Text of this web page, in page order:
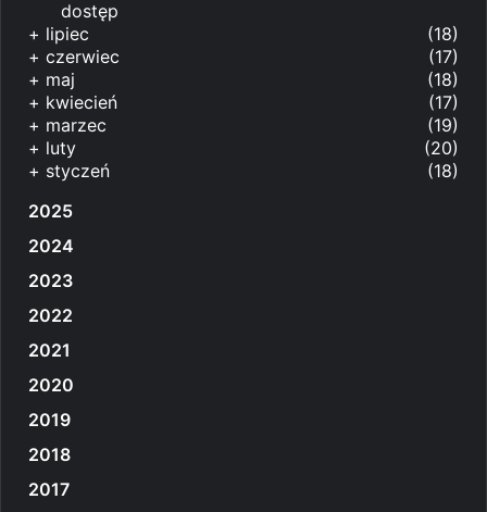
dostęp
+ lipiec
(18)
+ czerwiec
(17)
+ maj
(18)
+ kwiecień
(17)
+ marzec
(19)
+ luty
(20)
+ styczeń
(18)
2025
2024
2023
2022
2021
2020
2019
2018
2017